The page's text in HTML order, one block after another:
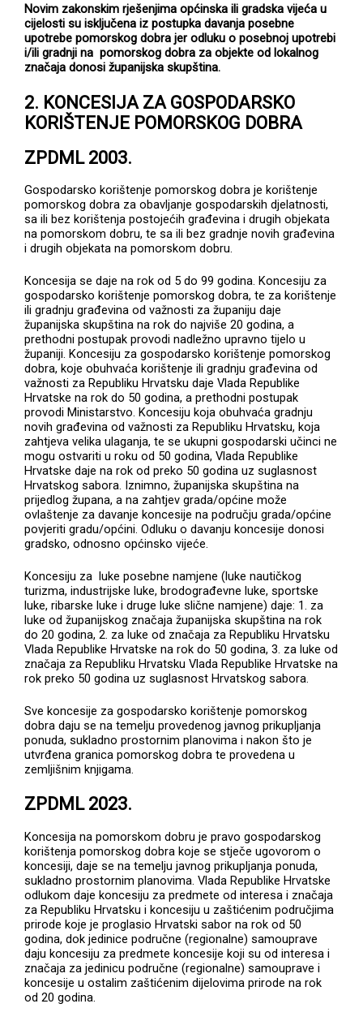
Novim zakonskim rješenjima općinska ili gradska vijeća u
cijelosti su isključena iz postupka davanja posebne
upotrebe pomorskog dobra jer odluku o posebnoj upotrebi
i/ili gradnji na pomorskog dobra za objekte od lokalnog
značaja donosi županijska skupština.
2. KONCESIJA ZA GOSPODARSKO
KORIŠTENJE POMORSKOG DOBRA
ZPDML 2003.
Gospodarsko korištenje pomorskog dobra je korištenje
pomorskog dobra za obavljanje gospodarskih djelatnosti,
sa ili bez korištenja postojećih građevina i drugih objekata
na pomorskom dobru, te sa ili bez gradnje novih građevina
i drugih objekata na pomorskom dobru.
Koncesija se daje na rok od 5 do 99 godina. Koncesiju za
gospodarsko korištenje pomorskog dobra, te za korištenje
ili gradnju građevina od važnosti za županiju daje
županijska skupština na rok do najviše 20 godina, a
prethodni postupak provodi nadležno upravno tijelo u
županiji. Koncesiju za gospodarsko korištenje pomorskog
dobra, koje obuhvaća korištenje ili gradnju građevina od
važnosti za Republiku Hrvatsku daje Vlada Republike
Hrvatske na rok do 50 godina, a prethodni postupak
provodi Ministarstvo. Koncesiju koja obuhvaća gradnju
novih građevina od važnosti za Republiku Hrvatsku, koja
zahtjeva velika ulaganja, te se ukupni gospodarski učinci ne
mogu ostvariti u roku od 50 godina, Vlada Republike
Hrvatske daje na rok od preko 50 godina uz suglasnost
Hrvatskog sabora. Iznimno, županijska skupština na
prijedlog župana, a na zahtjev grada/općine može
ovlaštenje za davanje koncesije na području grada/općine
povjeriti gradu/općini. Odluku o davanju koncesije donosi
gradsko, odnosno općinsko vijeće.
Koncesiju za luke posebne namjene (luke nautičkog
turizma, industrijske luke, brodograđevne luke, sportske
luke, ribarske luke i druge luke slične namjene) daje: 1. za
luke od županijskog značaja županijska skupština na rok
do 20 godina, 2. za luke od značaja za Republiku Hrvatsku
Vlada Republike Hrvatske na rok do 50 godina, 3. za luke od
značaja za Republiku Hrvatsku Vlada Republike Hrvatske na
rok preko 50 godina uz suglasnost Hrvatskog sabora.
Sve koncesije za gospodarsko korištenje pomorskog
dobra daju se na temelju provedenog javnog prikupljanja
ponuda, sukladno prostornim planovima i nakon što je
utvrđena granica pomorskog dobra te provedena u
zemljišnim knjigama.
ZPDML 2023.
Koncesija na pomorskom dobru je pravo gospodarskog
korištenja pomorskog dobra koje se stječe ugovorom o
koncesiji, daje se na temelju javnog prikupljanja ponuda,
sukladno prostornim planovima. Vlada Republike Hrvatske
odlukom daje koncesiju za predmete od interesa i značaja
za Republiku Hrvatsku i koncesiju u zaštićenim područjima
prirode koje je proglasio Hrvatski sabor na rok od 50
godina, dok jedinice područne (regionalne) samouprave
daju koncesiju za predmete koncesije koji su od interesa i
značaja za jedinicu područne (regionalne) samouprave i
koncesije u ostalim zaštićenim dijelovima prirode na rok
od 20 godina.